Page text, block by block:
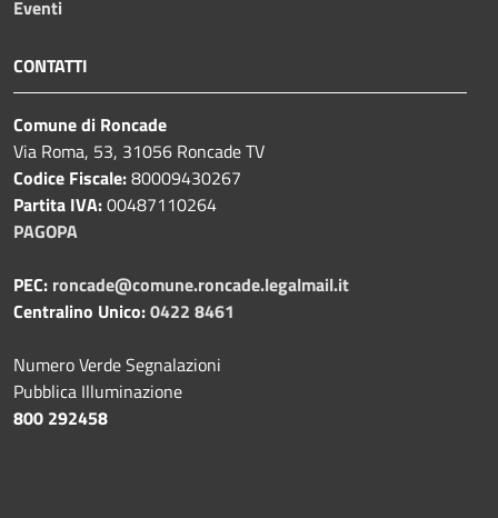
Eventi
CONTATTI
Comune di Roncade
Via Roma, 53, 31056 Roncade TV
Codice Fiscale:80009430267
Partita IVA:00487110264
PAGOPA
PEC: roncade@comune.roncade.legalmail.it
Centralino Unico:0422 8461
Numero Verde Segnalazioni
Pubblica Illuminazione
800 292458